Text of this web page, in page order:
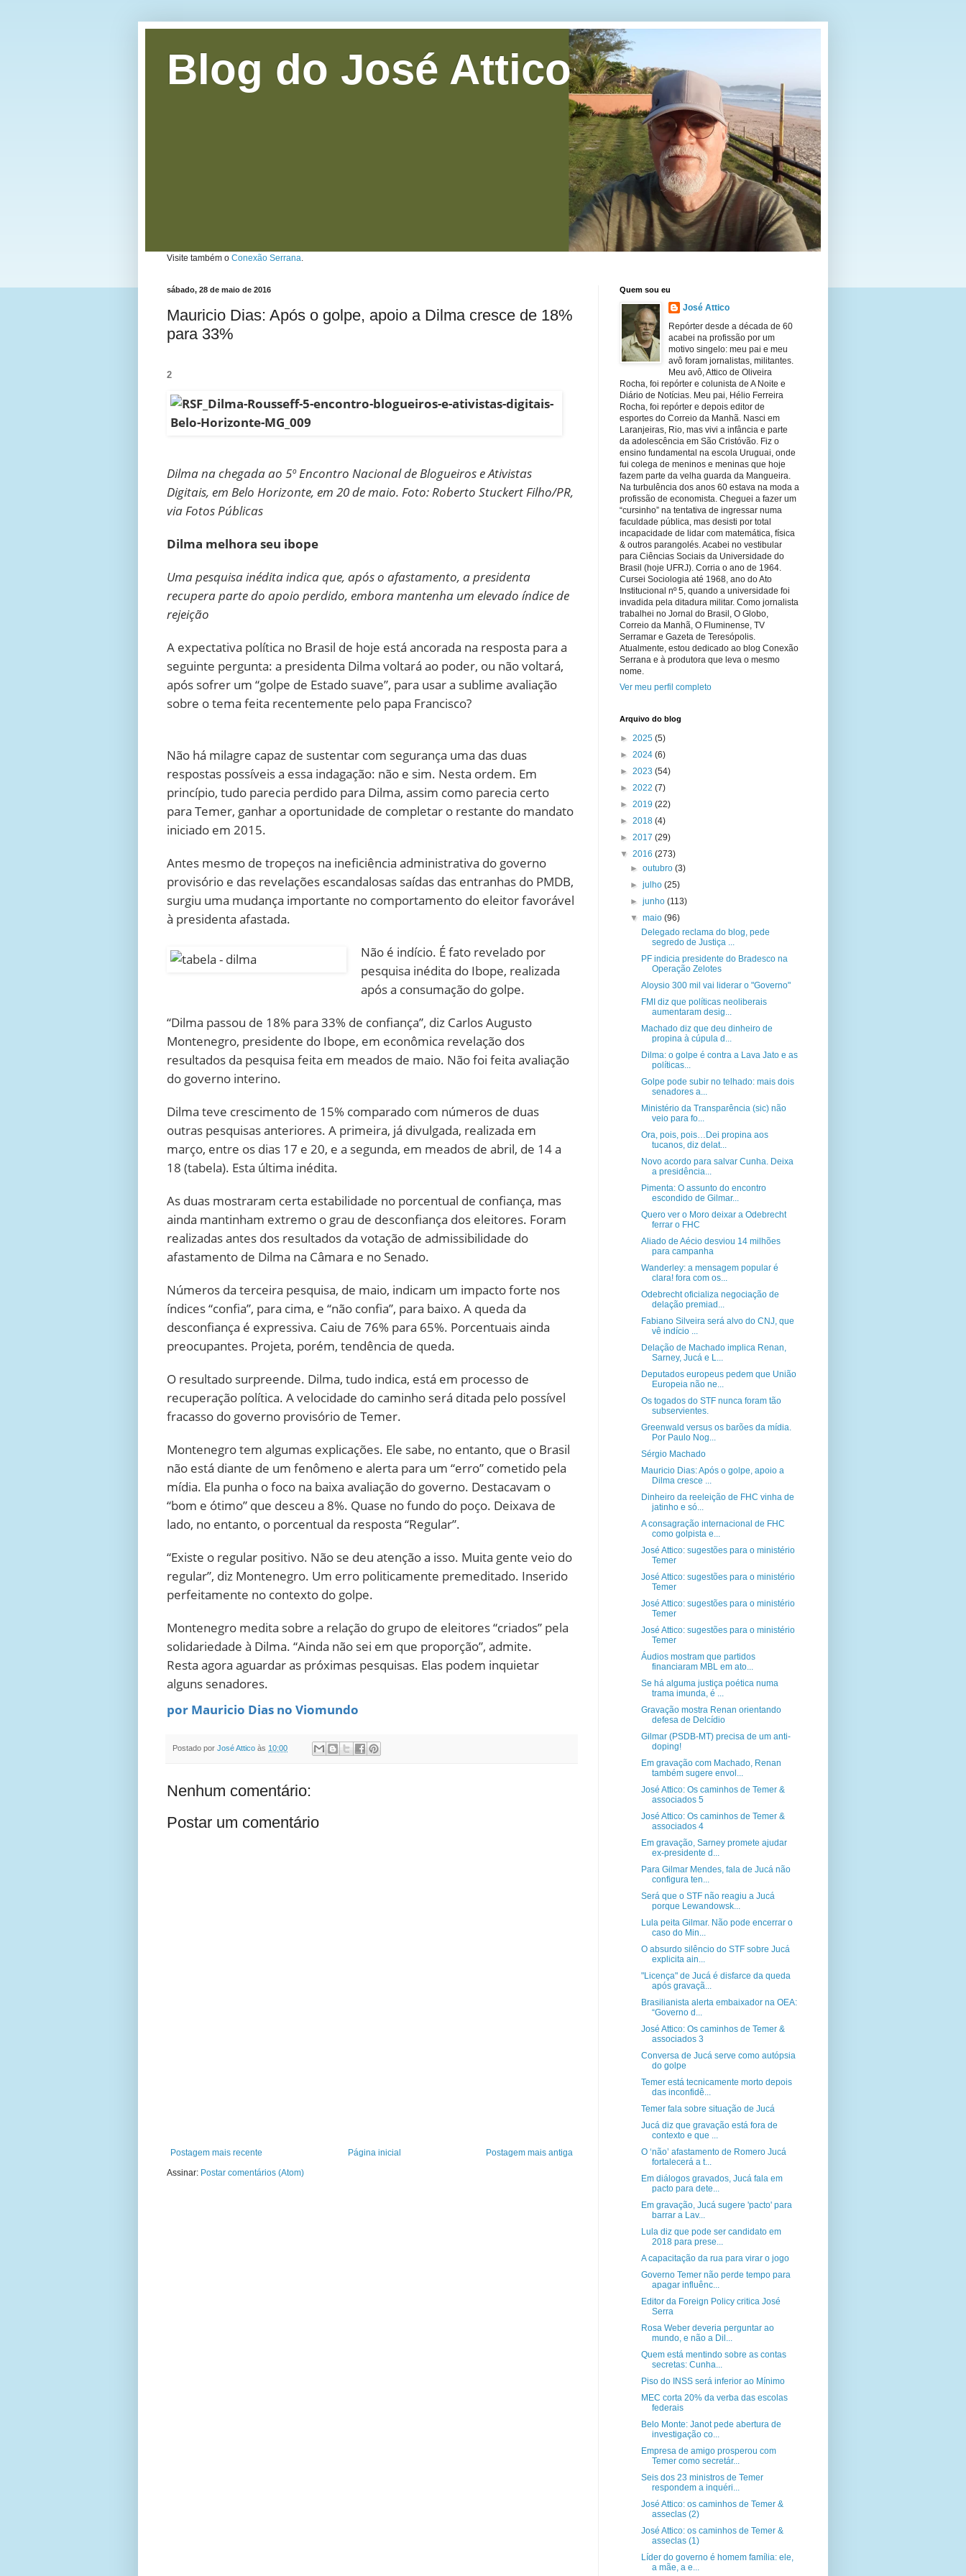
Blog do José Attico
Visite também o Conexão Serrana.
sábado, 28 de maio de 2016
Mauricio Dias: Após o golpe, apoio a Dilma cresce de 18%
para 33%
2
Dilma na chegada ao 5º Encontro Nacional de Blogueiros e Ativistas
Digitais, em Belo Horizonte, em 20 de maio. Foto: Roberto Stuckert Filho/PR,
via Fotos Públicas
Dilma melhora seu ibope
Uma pesquisa inédita indica que, após o afastamento, a presidenta
recupera parte do apoio perdido, embora mantenha um elevado índice de
rejeição
A expectativa política no Brasil de hoje está ancorada na resposta para a
seguinte pergunta: a presidenta Dilma voltará ao poder, ou não voltará,
após sofrer um “golpe de Estado suave”, para usar a sublime avaliação
sobre o tema feita recentemente pelo papa Francisco?
Não há milagre capaz de sustentar com segurança uma das duas
respostas possíveis a essa indagação: não e sim. Nesta ordem. Em
princípio, tudo parecia perdido para Dilma, assim como parecia certo
para Temer, ganhar a oportunidade de completar o restante do mandato
iniciado em 2015.
Antes mesmo de tropeços na ineficiência administrativa do governo
provisório e das revelações escandalosas saídas das entranhas do PMDB,
surgiu uma mudança importante no comportamento do eleitor favorável
à presidenta afastada.
Não é indício. É fato revelado por
pesquisa inédita do Ibope, realizada
após a consumação do golpe.
“Dilma passou de 18% para 33% de confiança”, diz Carlos Augusto
Montenegro, presidente do Ibope, em econômica revelação dos
resultados da pesquisa feita em meados de maio. Não foi feita avaliação
do governo interino.
Dilma teve crescimento de 15% comparado com números de duas
outras pesquisas anteriores. A primeira, já divulgada, realizada em
março, entre os dias 17 e 20, e a segunda, em meados de abril, de 14 a
18 (tabela). Esta última inédita.
As duas mostraram certa estabilidade no porcentual de confiança, mas
ainda mantinham extremo o grau de desconfiança dos eleitores. Foram
realizadas antes dos resultados da votação de admissibilidade do
afastamento de Dilma na Câmara e no Senado.
Números da terceira pesquisa, de maio, indicam um impacto forte nos
índices “confia”, para cima, e “não confia”, para baixo. A queda da
desconfiança é expressiva. Caiu de 76% para 65%. Porcentuais ainda
preocupantes. Projeta, porém, tendência de queda.
O resultado surpreende. Dilma, tudo indica, está em processo de
recuperação política. A velocidade do caminho será ditada pelo possível
fracasso do governo provisório de Temer.
Montenegro tem algumas explicações. Ele sabe, no entanto, que o Brasil
não está diante de um fenômeno e alerta para um “erro” cometido pela
mídia. Ela punha o foco na baixa avaliação do governo. Destacavam o
“bom e ótimo” que desceu a 8%. Quase no fundo do poço. Deixava de
lado, no entanto, o porcentual da resposta “Regular”.
“Existe o regular positivo. Não se deu atenção a isso. Muita gente veio do
regular”, diz Montenegro. Um erro politicamente premeditado. Inserido
perfeitamente no contexto do golpe.
Montenegro medita sobre a relação do grupo de eleitores “criados” pela
solidariedade à Dilma. “Ainda não sei em que proporção”, admite.
Resta agora aguardar as próximas pesquisas. Elas podem inquietar
alguns senadores.
por Mauricio Dias no Viomundo
Postado por José Attico às 10:00
Nenhum comentário:
Postar um comentário
Postagem mais recente Postagem mais antiga
Página inicial
Assinar: Postar comentários (Atom)
Quem sou eu
José Attico
Repórter desde a década de 60
acabei na profissão por um
motivo singelo: meu pai e meu
avô foram jornalistas, militantes.
Meu avô, Attico de Oliveira
Rocha, foi repórter e colunista de A Noite e
Diário de Notícias. Meu pai, Hélio Ferreira
Rocha, foi repórter e depois editor de
esportes do Correio da Manhã. Nasci em
Laranjeiras, Rio, mas vivi a infância e parte
da adolescência em São Cristóvão. Fiz o
ensino fundamental na escola Uruguai, onde
fui colega de meninos e meninas que hoje
fazem parte da velha guarda da Mangueira.
Na turbulência dos anos 60 estava na moda a
profissão de economista. Cheguei a fazer um
“cursinho” na tentativa de ingressar numa
faculdade pública, mas desisti por total
incapacidade de lidar com matemática, física
& outros parangolés. Acabei no vestibular
para Ciências Sociais da Universidade do
Brasil (hoje UFRJ). Corria o ano de 1964.
Cursei Sociologia até 1968, ano do Ato
Institucional nº 5, quando a universidade foi
invadida pela ditadura militar. Como jornalista
trabalhei no Jornal do Brasil, O Globo,
Correio da Manhã, O Fluminense, TV
Serramar e Gazeta de Teresópolis.
Atualmente, estou dedicado ao blog Conexão
Serrana e à produtora que leva o mesmo
nome.
Ver meu perfil completo
Arquivo do blog
► 2025 (5)
► 2024 (6)
► 2023 (54)
► 2022 (7)
► 2019 (22)
► 2018 (4)
► 2017 (29)
▼ 2016 (273)
►outubro(3)
►julho(25)
►junho(113)
▼maio(96)
Delegado reclama do blog, pede
segredo de Justiça ...
PF indicia presidente do Bradesco na
Operação Zelotes
Aloysio 300 mil vai liderar o "Governo"
FMI diz que políticas neoliberais
aumentaram desig...
Machado diz que deu dinheiro de
propina à cúpula d...
Dilma: o golpe é contra a Lava Jato e as
políticas...
Golpe pode subir no telhado: mais dois
senadores a...
Ministério da Transparência (sic) não
veio para fo...
Ora, pois, pois…Dei propina aos
tucanos, diz delat...
Novo acordo para salvar Cunha. Deixa
a presidência...
Pimenta: O assunto do encontro
escondido de Gilmar...
Quero ver o Moro deixar a Odebrecht
ferrar o FHC
Aliado de Aécio desviou 14 milhões
para campanha
Wanderley: a mensagem popular é
clara! fora com os...
Odebrecht oficializa negociação de
delação premiad...
Fabiano Silveira será alvo do CNJ, que
vê indício ...
Delação de Machado implica Renan,
Sarney, Jucá e L...
Deputados europeus pedem que União
Europeia não ne...
Os togados do STF nunca foram tão
subservientes.
Greenwald versus os barões da mídia.
Por Paulo Nog...
Sérgio Machado
Mauricio Dias: Após o golpe, apoio a
Dilma cresce ...
Dinheiro da reeleição de FHC vinha de
jatinho e só...
A consagração internacional de FHC
como golpista e...
José Attico: sugestões para o ministério
Temer
José Attico: sugestões para o ministério
Temer
José Attico: sugestões para o ministério
Temer
José Attico: sugestões para o ministério
Temer
Áudios mostram que partidos
financiaram MBL em ato...
Se há alguma justiça poética numa
trama imunda, é ...
Gravação mostra Renan orientando
defesa de Delcídio
Gilmar (PSDB-MT) precisa de um anti-
doping!
Em gravação com Machado, Renan
também sugere envol...
José Attico: Os caminhos de Temer &
associados 5
José Attico: Os caminhos de Temer &
associados 4
Em gravação, Sarney promete ajudar
ex-presidente d...
Para Gilmar Mendes, fala de Jucá não
configura ten...
Será que o STF não reagiu a Jucá
porque Lewandowsk...
Lula peita Gilmar. Não pode encerrar o
caso do Min...
O absurdo silêncio do STF sobre Jucá
explicita ain...
"Licença" de Jucá é disfarce da queda
após gravaçã...
Brasilianista alerta embaixador na OEA:
“Governo d...
José Attico: Os caminhos de Temer &
associados 3
Conversa de Jucá serve como autópsia
do golpe
Temer está tecnicamente morto depois
das inconfidê...
Temer fala sobre situação de Jucá
Jucá diz que gravação está fora de
contexto e que ...
O ‘não’ afastamento de Romero Jucá
fortalecerá a t...
Em diálogos gravados, Jucá fala em
pacto para dete...
Em gravação, Jucá sugere 'pacto' para
barrar a Lav...
Lula diz que pode ser candidato em
2018 para prese...
A capacitação da rua para virar o jogo
Governo Temer não perde tempo para
apagar influênc...
Editor da Foreign Policy critica José
Serra
Rosa Weber deveria perguntar ao
mundo, e não a Dil...
Quem está mentindo sobre as contas
secretas: Cunha...
Piso do INSS será inferior ao Mínimo
MEC corta 20% da verba das escolas
federais
Belo Monte: Janot pede abertura de
investigação co...
Empresa de amigo prosperou com
Temer como secretár...
Seis dos 23 ministros de Temer
respondem a inquéri...
José Attico: os caminhos de Temer &
asseclas (2)
José Attico: os caminhos de Temer &
asseclas (1)
Líder do governo é homem família: ele,
a mãe, a e...